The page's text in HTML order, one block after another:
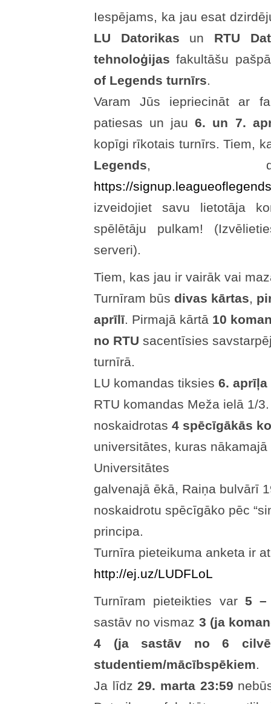
Iespējams, ka jau esat
LU Datorikas un RTU
tehnoloģijas fakultāšu
of Legends turnīrs
Varam Jūs iepriecināt ar
patiesas un jau6. un 7.
kopīgi rīkotais turnīrs. Tiem,
Legends ,
https://
izveidojiet savu lietotāja
spēlētāju pulkam!
serveri).
Tiem, kas jau ir vairāk vai
Turnīram būs divas kārtas
aprīlī . Pirmajā kārtā 10
no RTU sacentīsies
turnīrā.
LU komandas tiksies 6. aprīļa
RTU komandas Meža ielā 1/
noskaidrotas 4 spēcīgākās
universitātes, kuras
Universitātes
galvenajā ēkā, Raiņa bulvārī
noskaidrotu spēcīgāko pēc
principa.
Turnīra pieteikuma anketa ir
http://ej.uz/LUDFLoL
Turnīram pieteikties var 5 –
sastāv no vismaz 3 (ja
4 (ja sastāv no 6
studentiem/mācībspēkiem
Ja līdz 29. marta 23:59